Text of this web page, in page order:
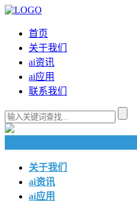
首页
关于我们
ai资讯
ai应用
联系我们
关于我们
ai资讯
ai应用